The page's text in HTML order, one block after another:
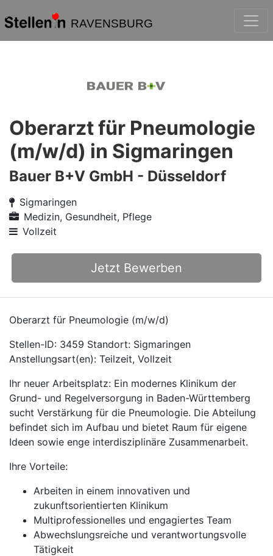
RAVENSBURG
Oberarzt für Pneumologie
(m/w/d) in Sigmaringen
Bauer B+V GmbH - Düsseldorf
Sigmaringen
Medizin, Gesundheit, Pflege
Vollzeit
Jetzt Bewerben
Oberarzt für Pneumologie (m/w/d)
Stellen-ID: 3459 Standort: Sigmaringen
Anstellungsart(en): Teilzeit, Vollzeit
Ihr neuer Arbeitsplatz: Ein modernes Klinikum der
Grund- und Regelversorgung in Baden-Württemberg
sucht Verstärkung für die Pneumologie. Die Abteilung
befindet sich im Aufbau und bietet Raum für eigene
Ideen sowie enge interdisziplinäre Zusammenarbeit.
Ihre Vorteile:
Arbeiten in einem innovativen und
zukunftsorientierten Klinikum
Multiprofessionelles und engagiertes Team
Abwechslungsreiche und verantwortungsvolle
Tätigkeit